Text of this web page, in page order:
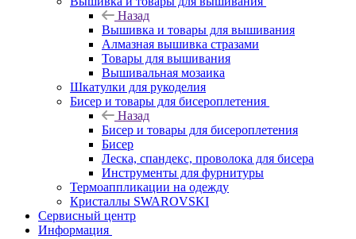
Назад
Вышивка и товары для вышивания
Алмазная вышивка стразами
Товары для вышивания
Вышивальная мозаика
Шкатулки для рукоделия
Бисер и товары для бисероплетения
Назад
Бисер и товары для бисероплетения
Бисер
Леска, спандекс, проволока для бисера
Инструменты для фурнитуры
Термоаппликации на одежду
Кристаллы SWAROVSKI
Сервисный центр
Информация